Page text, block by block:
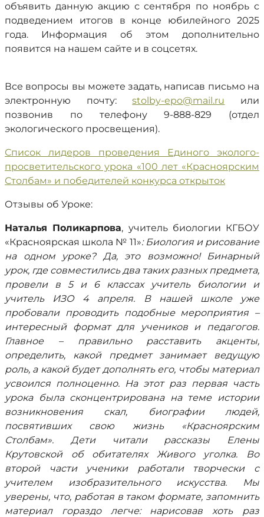
объявить данную акцию с сентября по ноябрь с
подведением итогов в конце юбилейного 2025
года. Информация об этом дополнительно
появится на нашем сайте и в соцсетях.
Все вопросы вы можете задать, написав письмо на
электронную почту:stolby-epo@mail.ru или
позвонив по телефону 9-888-829 (отдел
экологического просвещения).
Список лидеров проведения Единого эколого-
просветительского урока «100 лет «Красноярским
Столбам» и победителей конкурса открыток
Отзывы об Уроке:
Наталья Поликарпова, учитель биологии КГБОУ
«Красноярская школа № 11»: Биология и рисование
на одном уроке? Да, это возможно! Бинарный
урок, где совместились два таких разных предмета,
провели в 5 и 6 классах учитель биологии и
учитель ИЗО 4 апреля. В нашей школе уже
пробовали проводить подобные мероприятия –
интересный формат для учеников и педагогов.
Главное – правильно расставить акценты,
определить, какой предмет занимает ведущую
роль, а какой будет дополнять его, чтобы материал
усвоился полноценно. На этот раз первая часть
урока была сконцентрирована на теме истории
возникновения скал, биографии людей,
посвятивших свою жизнь «Красноярским
Столбам». Дети читали рассказы Елены
Крутовской об обитателях Живого уголка. Во
второй части ученики работали творчески с
учителем изобразительного искусства. Мы
уверены, что, работая в таком формате, запомнить
материал гораздо легче: нарисовав хоть раз